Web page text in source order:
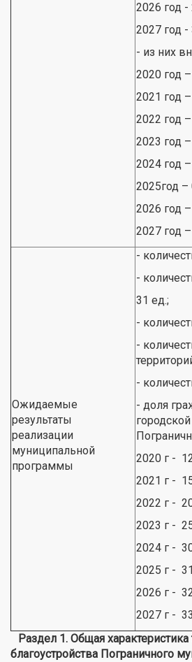
2026 год -
2027 год -
- из них
2020 год
2021 год
2022 год
2023 год
2024 год
2025год –
2026 год
2027 год
Ожидаемые
результаты
реализации
муниципальной
программы
-
-
31 ед.;
-
-
-
- доля
2020 г -
2021 г -
2022 г -
2023 г -
2024 г -
2025 г -
2026 г -
2027 г -
Раздел 1. Общая
благоустройства Пограничного